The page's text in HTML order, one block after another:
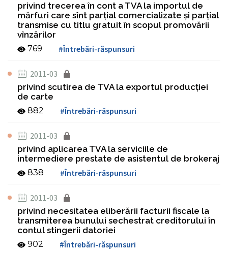
privind trecerea în cont a TVA la importul de
mărfuri care sînt parţial comercializate şi parţial
transmise cu titlu gratuit în scopul promovării
vînzărilor
769 #Întrebări-răspunsuri
2011-03
privind scutirea de TVA la exportul producţiei
de carte
882 #Întrebări-răspunsuri
2011-03
privind aplicarea TVA la serviciile de
intermediere prestate de asistentul de brokeraj
838 #Întrebări-răspunsuri
2011-03
privind necesitatea eliberării facturii fiscale la
transmiterea bunului sechestrat creditorului în
contul stingerii datoriei
902 #Întrebări-răspunsuri